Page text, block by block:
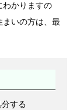
わかりますの
まいの方は、最
する